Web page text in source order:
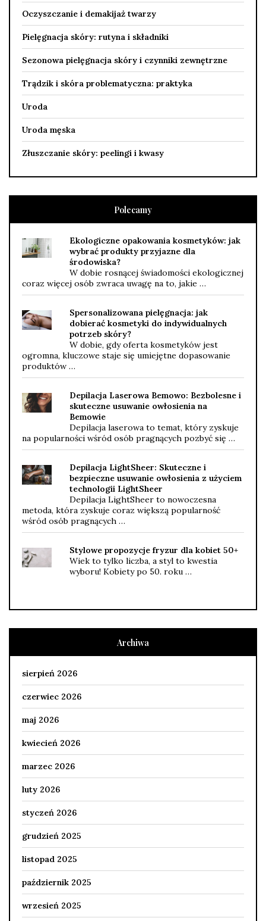
Oczyszczanie i demakijaż twarzy
Pielęgnacja skóry: rutyna i składniki
Sezonowa pielęgnacja skóry i czynniki zewnętrzne
Trądzik i skóra problematyczna: praktyka
Uroda
Uroda męska
Złuszczanie skóry: peelingi i kwasy
Polecamy
Ekologiczne opakowania kosmetyków: jak
wybrać produkty przyjazne dla
środowiska?
W dobie rosnącej świadomości ekologicznej
coraz więcej osób zwraca uwagę na to, jakie …
Spersonalizowana pielęgnacja: jak
dobierać kosmetyki do indywidualnych
potrzeb skóry?
W dobie, gdy oferta kosmetyków jest
ogromna, kluczowe staje się umiejętne dopasowanie
produktów …
Depilacja Laserowa Bemowo: Bezbolesne i
skuteczne usuwanie owłosienia na
Bemowie
Depilacja laserowa to temat, który zyskuje
na popularności wśród osób pragnących pozbyć się …
Depilacja LightSheer: Skuteczne i
bezpieczne usuwanie owłosienia z użyciem
technologii LightSheer
Depilacja LightSheer to nowoczesna
metoda, która zyskuje coraz większą popularność
wśród osób pragnących …
Stylowe propozycje fryzur dla kobiet 50+
Wiek to tylko liczba, a styl to kwestia
wyboru! Kobiety po 50. roku …
Archiwa
sierpień 2026
czerwiec 2026
maj 2026
kwiecień 2026
marzec 2026
luty 2026
styczeń 2026
grudzień 2025
listopad 2025
październik 2025
wrzesień 2025